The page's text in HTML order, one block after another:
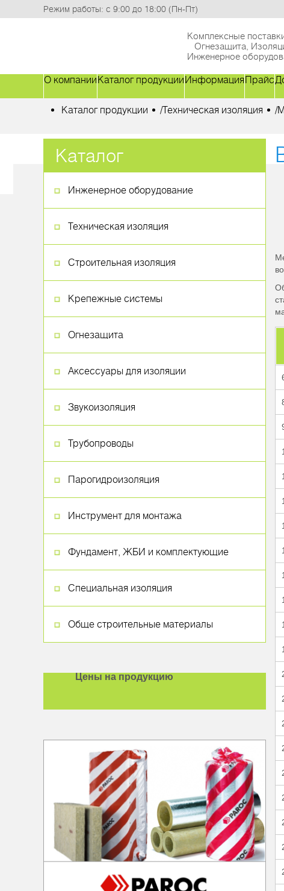
Режим работы: с 9:00 до 18:00 (Пн-Пт)
Комплексные
Огнезащита,
Инженерное
О компанииКаталог продукцииИнформацияПрайс
Каталог продукции /Техническая изоляция /
Каталог
Инженерное оборудование
Техническая изоляция
Строительная изоляция
Крепежные системы
Огнезащита
Аксессуары для изоляции
Звукоизоляция
Трубопроводы
Парогидроизоляция
Инструмент для монтажа
Фундамент, ЖБИ и комплектующие
Специальная изоляция
Обще строительные материалы
Цены на продукцию